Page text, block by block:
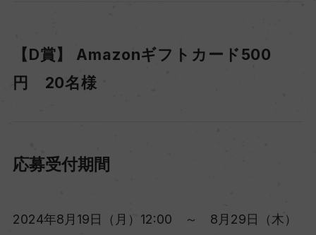
【D賞】 Amazonギフトカード500
円 20名様
応募受付期間
2024年8月19日（月）12:00 ～ 8月29日（木）